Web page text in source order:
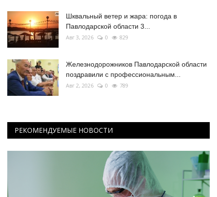
Шквальный ветер и жара: погода в
Павлодарской области 3...
Авг 3, 2026 0 829
Железнодорожников Павлодарской области
поздравили с профессиональным...
Авг 2, 2026 0 789
РЕКОМЕНДУЕМЫЕ НОВОСТИ